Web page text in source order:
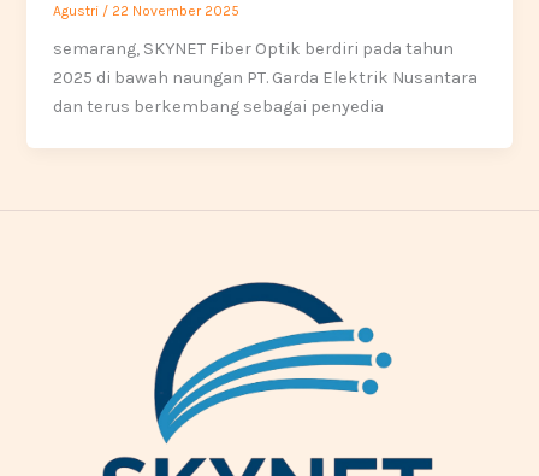
Agustri / 22 November 2025
semarang, SKYNET Fiber Optik berdiri pada tahun
2025 di bawah naungan PT. Garda Elektrik Nusantara
dan terus berkembang sebagai penyedia